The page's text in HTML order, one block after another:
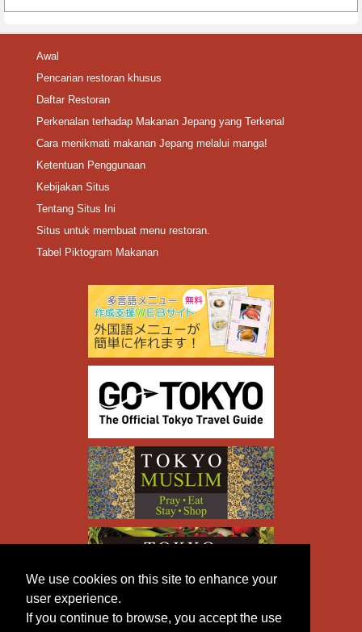
We use cookies on this site to enhance your
user experience.
If you continue to browse, you accept the use
Awal
Pencarian restoran khusus
Daftar Restoran
Perkenalan terhadap Makanan Jepang yang Terkenal
Cara menikmati makanan Jepang melalui manga!
Ketentuan Penggunaan
Kebijakan Situs
Tentang Situs Ini
Situs untuk membuat menu restoran.
Tabel Piktogram Makanan